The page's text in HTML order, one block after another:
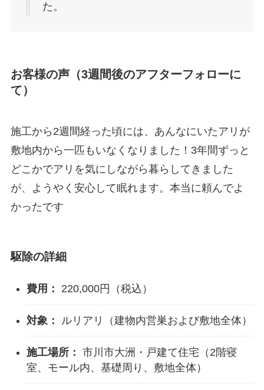
た。
お客様の声（3週間後のアフターフォローに
て）
施工から2週間経った頃には、あんなにいたアリが
敷地内から一匹もいなくなりました！3年間ずっと
どこかでアリを気にしながら暮らしてきました
が、ようやく安心して眠れます。本当に頼んでよ
かったです
駆除の詳細
費用： 220,000円（税込）
対象： ルリアリ（建物内営巣および敷地全体）
施工場所： 市川市大洲・戸建て住宅（2階寝
室、モール内、基礎周り、敷地全体）